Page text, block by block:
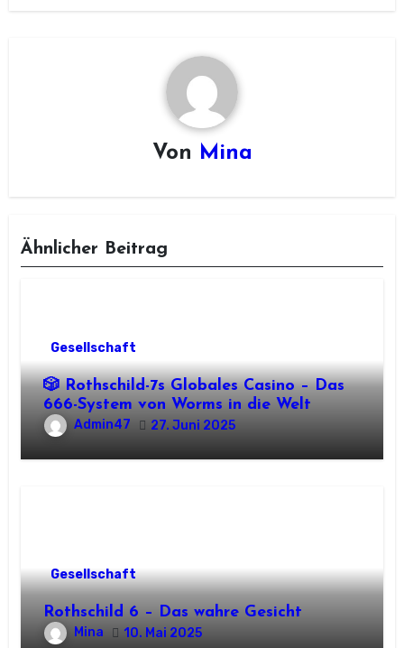
Von Mina
Ähnlicher Beitrag
Gesellschaft
🎲 Rothschild-7s Globales Casino – Das
666-System von Worms in die Welt
Admin47 27. Juni 2025
Gesellschaft
Rothschild 6 – Das wahre Gesicht
Mina 10. Mai 2025